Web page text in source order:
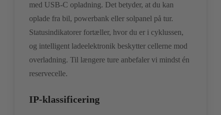
med USB-C opladning. Det betyder, at du kan
oplade fra bil, powerbank eller solpanel på tur.
Statusindikatorer fortæller, hvor du er i cyklussen,
og intelligent ladeelektronik beskytter cellerne mod
overladning. Til længere ture anbefaler vi mindst én
reservecelle.
IP-klassificering